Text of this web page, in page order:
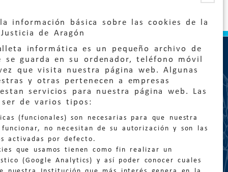
información básica sobre las cookies de la
de Aragón
informática es un pequeño archivo de
se guarda en su ordenador, teléfono móvil
que visita nuestra página web. Algunas
y otras pertenecen a empresas
servicios para nuestra página web. Las
ser de varios tipos:
(funcionales) son necesarias para que nuestra
funcionar, no necesitan de su autorización y son las
activadas por defecto.
que usamos tienen como fin realizar un
(Google Analytics) y así poder conocer cuales
quejas@eljusticiadearagon.es
general:
900 210 210/ 976 399 354